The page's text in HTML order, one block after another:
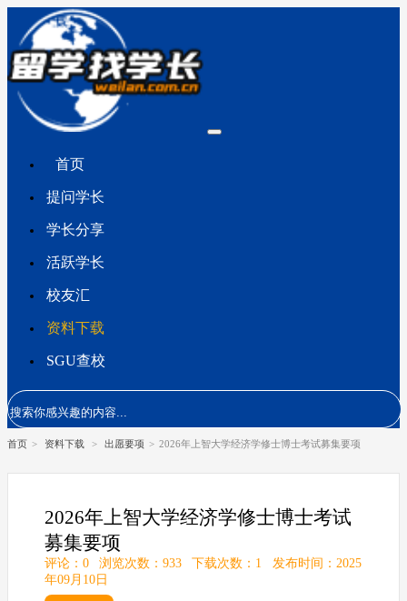
首页
提问学长
学长分享
活跃学长
校友汇
资料下载
SGU查校
首页 > 资料下载 > 出愿要项 > 2026年上智大学经济学修士博士考试募集要项
2026年上智大学经济学修士博士考试
募集要项
评论：0 浏览次数：933 下载次数：1
发布时间：2025
年09月10日